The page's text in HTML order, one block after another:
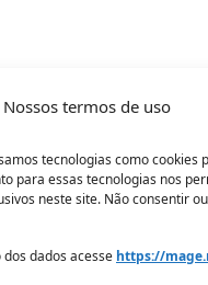
Nossos termos de uso
tecnologias como cookies
para essas tecnologias nos
neste site. Não consentir
dados acesse https://